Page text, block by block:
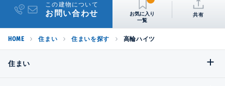
この建物について
お問い合わせ 共有
HOME 住まい 住まいを探す 高輪ハイツ
住まい